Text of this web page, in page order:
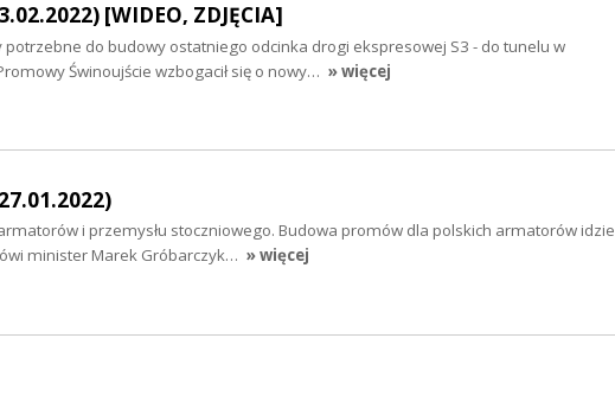
[WIDEO, ZDJĘCIA]
do budowy ostatniego odcinka drogi ekspresowej S3 - do tunelu w
Świnoujście wzbogacił się o nowy… » więcej
i przemysłu stoczniowego. Budowa promów dla polskich armatorów idzie
minister Marek Gróbarczyk… » więcej